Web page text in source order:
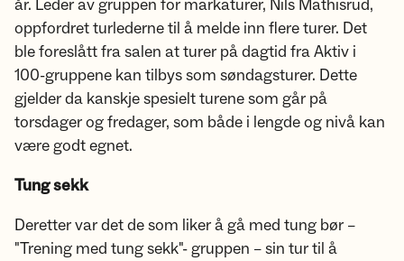
år. Leder av gruppen for markaturer, Nils Mathisrud,
oppfordret turlederne til å melde inn flere turer. Det
ble foreslått fra salen at turer på dagtid fra Aktiv i
100-gruppene kan tilbys som søndagsturer. Dette
gjelder da kanskje spesielt turene som går på
torsdager og fredager, som både i lengde og nivå kan
være godt egnet.
Tung sekk
Deretter var det de som liker å gå med tung bør –
"Trening med tung sekk"- gruppen – sin tur til å